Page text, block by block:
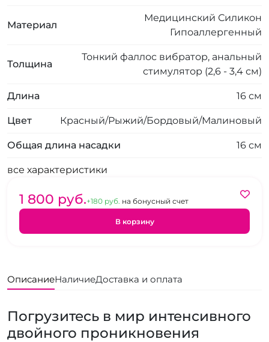
Материал
Медицинский Силикон
Гипоаллергенный
Толщина
Тонкий фаллос вибратор, анальный
стимулятор (2,6 - 3,4 см)
Длина 16 см
Цвет Красный/Рыжий/Бордовый/Малиновый
Общая длина насадки 16 см
все характеристики
1 800 pуб.+180 pуб. на бонусный счет
В корзину
ОписаниеНаличиеДоставка и оплата
Погрузитесь в мир интенсивного
двойного проникновения